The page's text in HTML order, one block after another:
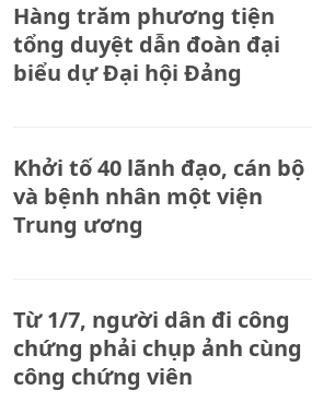
Hàng trăm phương tiện
tổng duyệt dẫn đoàn đại
biểu dự Đại hội Đảng
Khởi tố 40 lãnh đạo, cán bộ
và bệnh nhân một viện
Trung ương
Từ 1/7, người dân đi công
chứng phải chụp ảnh cùng
công chứng viên